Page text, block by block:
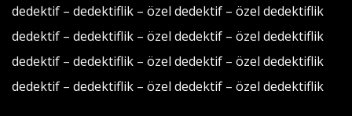
dedektif – dedektiflik – özel dedektif – özel dedektiflik
dedektif – dedektiflik – özel dedektif – özel dedektiflik
dedektif – dedektiflik – özel dedektif – özel dedektiflik
dedektif – dedektiflik – özel dedektif – özel dedektiflik